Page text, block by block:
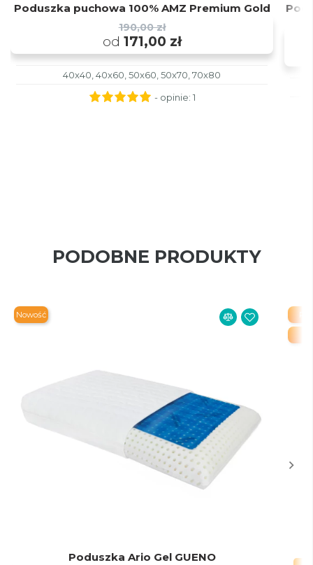
Poduszka puchowa 100% AMZ Premium Gold
190,00 zł
od 171,00 zł
40x40, 40x60, 50x60, 50x70, 70x80
- opinie: 1
PODOBNE PRODUKTY
Poduszka Ario Gel GUENO
Nowość